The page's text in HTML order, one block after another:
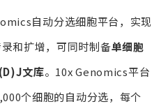
自动分选细胞平台，实现
和扩增，可同时制备单细胞
文库。10x Genomics平台
个细胞的自动分选，每个